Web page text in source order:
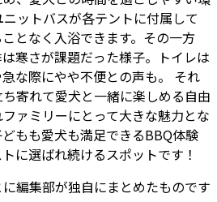
ットバスが各テントに付属して
となく入浴できます。その一方
寒さが課題だった様子。トイレは
な際にやや不便との声も。 それ
寄れて愛犬と一緒に楽しめる自由
ァミリーにとって大きな魅力とな
もも愛犬も満足できるBBQ体験
に選ばれ続けるスポットです！
編集部が独自にまとめたものです